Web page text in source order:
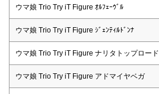
ウマ娘 Trio Try iT Figure ｵﾙﾌｪｰｳﾞﾙ
ウマ娘 Trio Try iT Figure ｼﾞｪﾝﾃｨﾙﾄﾞﾝﾅ
ウマ娘 Trio Try iT Figure ナリタトップロード
ウマ娘 Trio Try iT Figure アドマイヤベガ